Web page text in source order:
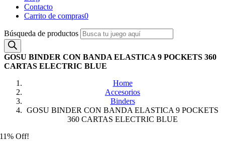
Contacto
Carrito de compras0
Búsqueda de productos
GOSU BINDER CON BANDA ELASTICA 9 POCKETS 360
CARTAS ELECTRIC BLUE
Home
Accesorios
Binders
GOSU BINDER CON BANDA ELASTICA 9 POCKETS
360 CARTAS ELECTRIC BLUE
11% Off!